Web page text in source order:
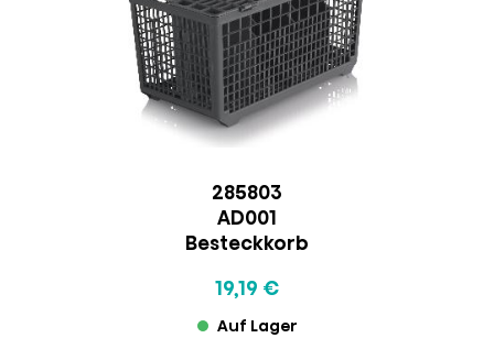
285803
AD001
Besteckkorb
19,19 €
Auf Lager